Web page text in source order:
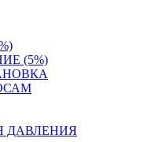
(5%)
ДАВЛЕНИЯ